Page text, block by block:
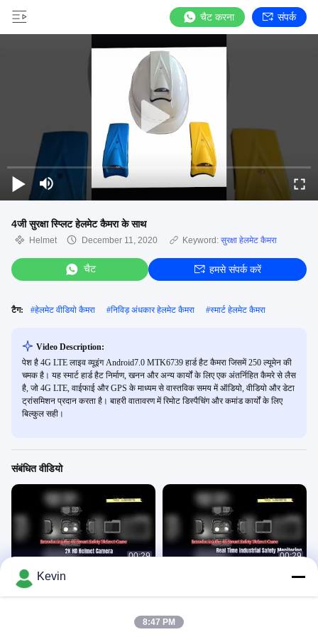
चैट करना संपर्क
4जी सुरक्षा स्प्लिट हेलमेट कैमरा के साथ
Helmet December 11, 2020 Keyword: सुरक्षा हेलमेट कैमरा
चैट हमसे संपर्क करें
टैग: #हेलमेट वीडियो कैमरा #निविड़ अंधकार हेलमेट कैमरा #स्मार्ट हेलमेट कैमरा
Video Description:
पेश है 4G LTE लाइव व्यूइंग Android7.0 MTK6739 हार्ड हैट कैमरा जिसमें 250 ल्यूमेन की
चमक है। यह स्मार्ट हार्ड हैट निर्माण, खनन और अन्य कार्यों के लिए एक अंतर्निहित कैमरे से लैस
है, जो 4G LTE, वाईफाई और GPS के माध्यम से वास्तविक समय में ऑडियो, वीडियो और डेटा
ट्रांसमिशन प्रदान करता है। बाहरी वातावरण में रिमोट डिस्पैचिंग और कमांड कार्यों के लिए
बिल्कुल सही।
संबंधित वीडियो
00:29
सुरक्षा हेलमेट कैमरा
00:29
Kevin
8:47 PM